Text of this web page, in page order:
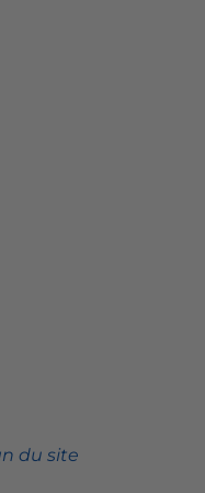
du site